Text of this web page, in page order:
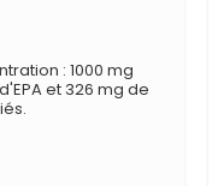
: 1000 mg
et 326 mg de